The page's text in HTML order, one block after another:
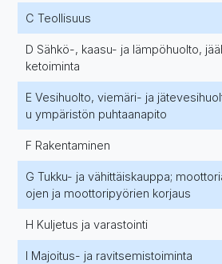
C Teollisuus
D Sähkö-, kaasu- ja lämpöhuolto,
ketoiminta
E Vesihuolto, viemäri- ja
u ympäristön puhtaanapito
F Rakentaminen
G Tukku- ja vähittäiskauppa;
ojen ja moottoripyörien korjaus
H Kuljetus ja varastointi
I Majoitus- ja ravitsemistoiminta